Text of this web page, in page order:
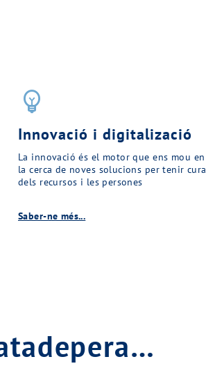
emoji_objects
Innovació i digitalizació
La innovació és el motor que ens mou en
la cerca de noves solucions per tenir cura
dels recursos i les persones
Saber-ne més...